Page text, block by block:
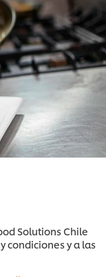
Solutions Chile
condiciones y a las